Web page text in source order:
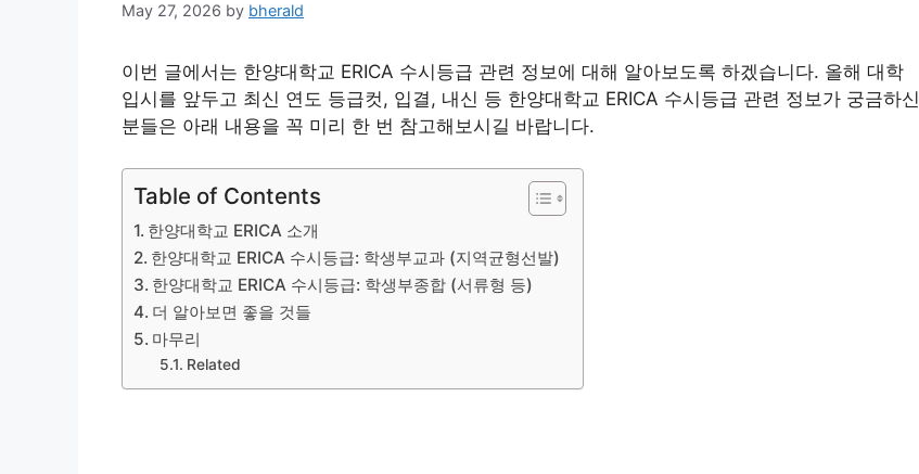
May 27, 2026 by bherald
이번 글에서는 한양대학교 ERICA 수시등급 관련 정보에 대해 알아보도록 하겠습니다. 올해 대학
입시를 앞두고 최신 연도 등급컷, 입결, 내신 등 한양대학교 ERICA 수시등급 관련 정보가 궁금하신
분들은 아래 내용을 꼭 미리 한 번 참고해보시길 바랍니다.
Table of Contents
한양대학교 ERICA 소개
한양대학교 ERICA 수시등급: 학생부교과 (지역균형선발)
한양대학교 ERICA 수시등급: 학생부종합 (서류형 등)
더 알아보면 좋을 것들
마무리
Related